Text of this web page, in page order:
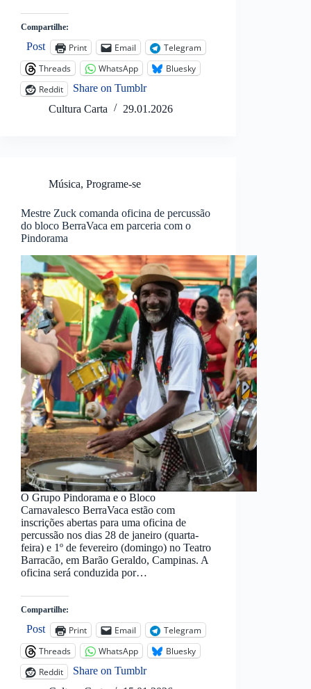
Compartilhe:
Post Print Email
Telegram
Threads
WhatsApp
Bluesky
Reddit
Share on Tumblr
Cultura Carta
29.01.2026
Música, Programe-se
Mestre Zuck comanda oficina de percussão
do bloco BerraVaca em parceria com o
Pindorama
O Grupo Pindorama e o Bloco
Carnavalesco BerraVaca estão com
inscrições abertas para uma oficina de
percussão nos dias 28 de janeiro (quarta-
feira) e 1º de fevereiro (domingo) no Teatro
Barracão, em Barão Geraldo, Campinas. A
oficina será conduzida por…
Compartilhe:
Post Print Email
Telegram
Threads
WhatsApp
Bluesky
Reddit
Share on Tumblr